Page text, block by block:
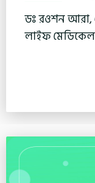
ডঃ রওশন আরা,
লাইফ